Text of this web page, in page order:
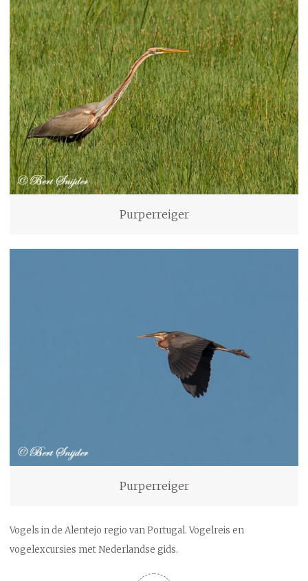
Purperreiger
Purperreiger
Vogels in de Alentejo regio van Portugal. Vogelreis en
vogelexcursies met Nederlandse gids.